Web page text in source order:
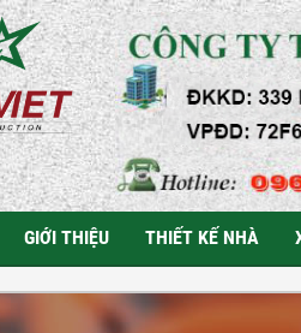
GIỚI THIỆU THIẾT KẾ NHÀ